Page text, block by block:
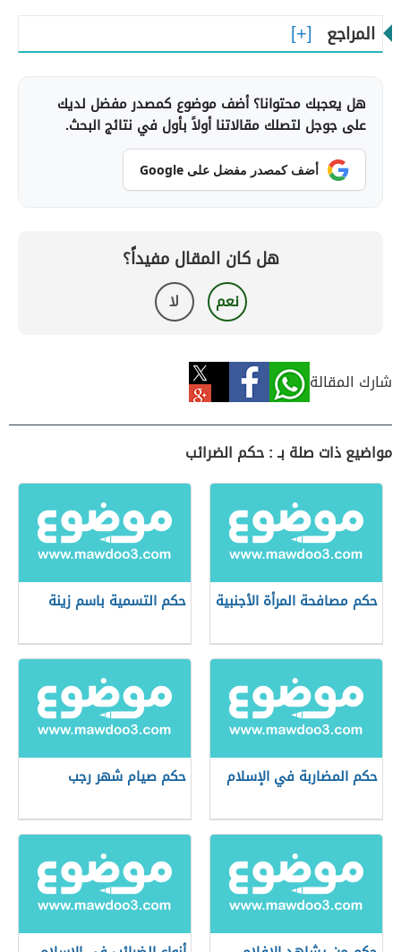
المراجع
هل يعجبك محتوانا؟ أضف موضوع كمصدر مفضل لديك
على جوجل لتصلك مقالاتنا أولاً بأول في نتائج البحث.
أضف كمصدر مفضل على Google
هل كان المقال مفيداً؟
نعم لا
شارك المقالة
مواضيع ذات صلة بـ : حكم الضرائب
حكم مصافحة المرأة الأجنبية حكم التسمية باسم زينة
حكم المضاربة في الإسلام حكم صيام شهر رجب